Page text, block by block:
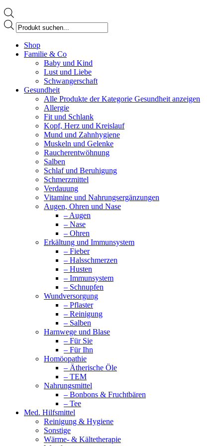
Products
search
page
opens
Shop
Familie & Co
Baby und Kind
Lust und Liebe
Schwangerschaft
Gesundheit
Alle Produkte der Kategorie Gesundheit anzeigen
Allergie
Fit und Schlank
Kopf, Herz und Kreislauf
Mund und Zahnhygiene
Muskeln und Gelenke
Raucherentwöhnung
Salben
Schlaf und Beruhigung
Schmerzmittel
Verdauung
Vitamine und Nahrungsergänzungen
Augen, Ohren und Nase
– Augen
– Nase
– Ohren
Erkältung und Immunsystem
– Fieber
– Halsschmerzen
– Husten
– Immunsystem
– Schnupfen
Wundversorgung
– Pflaster
– Reinigung
– Salben
Harnwege und Blase
– Für Sie
– Für Ihn
Homöopathie
– Ätherische Öle
– TEM
Nahrungsmittel
– Bonbons & Fruchtbären
– Tee
Med. Hilfsmittel
Reinigung & Hygiene
Sonstige
Wärme- & Kältetherapie